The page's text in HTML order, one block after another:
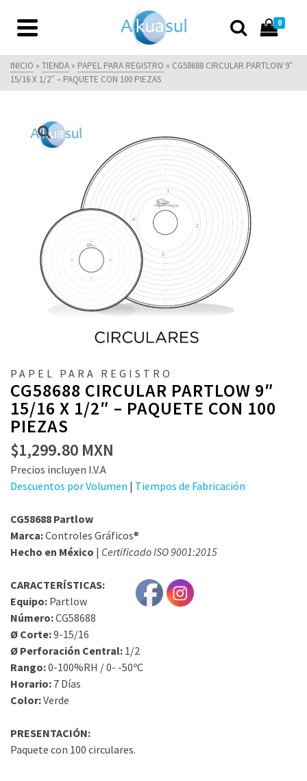
0
INICIO » TIENDA » PAPEL PARA REGISTRO » CG58688 CIRCULAR PARTLOW 9″
15/16 X 1/2″ – PAQUETE CON 100 PIEZAS
PAPEL PARA REGISTRO
CG58688 CIRCULAR PARTLOW 9″
15/16 X 1/2″ – PAQUETE CON 100
PIEZAS
$1,299.80 MXN
Precios incluyen I.V.A
Descuentos por Volumen | Tiempos de Fabricación
CG58688 Partlow
Marca:Controles Gráficos®
Hecho en México | Certificado ISO 9001:2015
CARACTERÍSTICAS:
Equipo: Partlow
Número:CG58688
Ø Corte:9-15/16
Ø Perforación Central: 1/2
Rango:0-100%RH / 0- -50ºC
Horario: 7 Días
Color:Verde
PRESENTACIÓN:
Paquete con 100 circulares.